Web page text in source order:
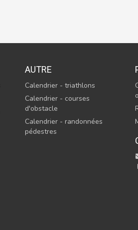
AUTRE
Calendrier - triathlons
Calendrier - courses
d'obstacle
Calendrier - randonnées
pédestres